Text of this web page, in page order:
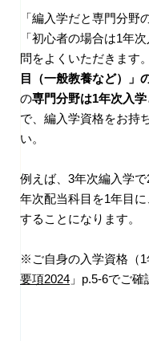
「編入学だと専門分野
「初心者の場合は1年
問をよくいただきます。
目（一般教養など）」
の専門分野は1年次入
で、編入学資格をお持
い。
例えば、3年次編入学
年次配当科目を1年目
することになります。
※ご自身の入学資格（
要項2024 」p.5-6でご確